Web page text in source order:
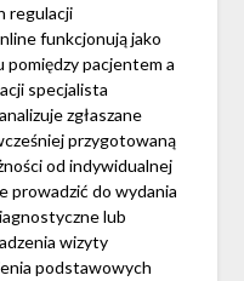
regulacji
funkcjonują jako
pacjentem a
specjalista
zgłaszane
przygotowaną
od indywidualnej
prowadzić do wydania
lub
wizyty
podstawowych